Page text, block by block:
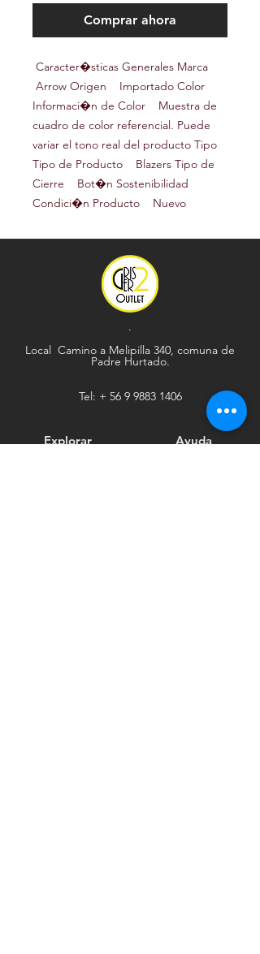
Comprar ahora
Caracter�sticas Generales Marca
Arrow Origen Importado Color
Informaci�n de Color Muestra de
cuadro de color referencial. Puede
variar el tono real del producto Tipo
Tipo de Producto Blazers Tipo de
Cierre Bot�n Sostenibilidad
Condici�n Producto Nuevo
.
Local Camino a Melipilla 340, comuna de
Padre Hurtado.
Tel: + 56 9 9883 1406
Explorar
Ayuda